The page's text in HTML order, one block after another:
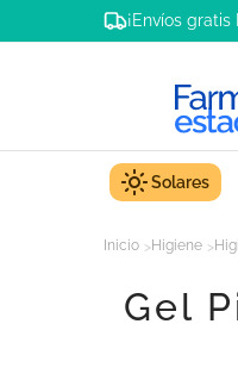
¡Envíos
Solares
Inicio Higiene
Gel